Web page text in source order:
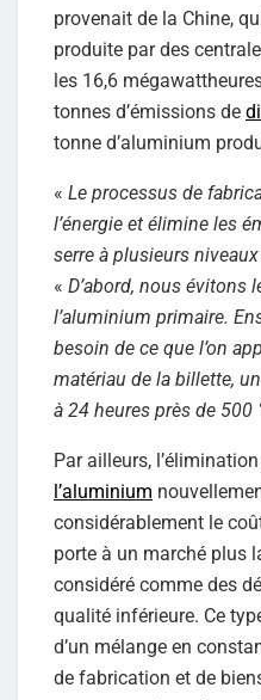
provenait de la Chine,
produite par des
les 16,6
tonnes d’émissions de
tonne d’aluminium
« Le processus de
l’énergie et élimine les
serre à plusieurs niveaux
« D’abord, nous évitons
l’aluminium primaire.
besoin de ce que l’on
matériau de la billette,
à 24 heures près de 500
Par ailleurs,
l’aluminium
considérablement le
porte à un marché plus
considéré comme des
qualité inférieure. Ce
d’un mélange en
de fabrication et de